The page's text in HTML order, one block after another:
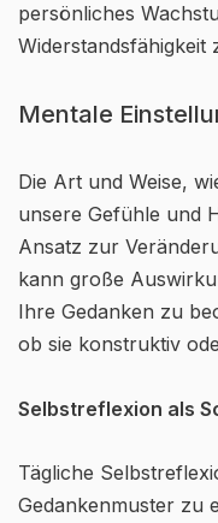
persönliches
Widerstandsfähigkeit
Mentale
Die Art und Weise,
unsere Gefühle und
Ansatz zur
kann große
Ihre Gedanken zu
ob sie konstruktiv
Selbstreflexion als
Tägliche
Gedankenmuster zu